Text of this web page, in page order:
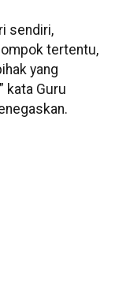
sendiri,
tertentu,
yang
kata Guru